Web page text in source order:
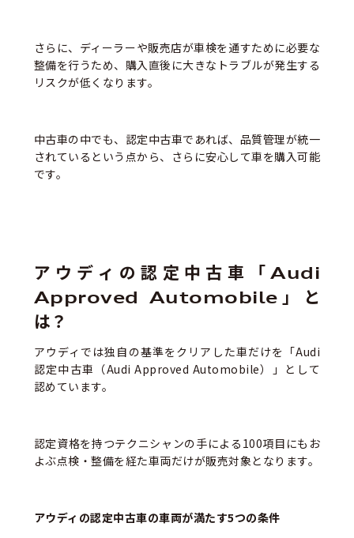
さらに、ディーラーや販売店が車検を通すために必要な
整備を行うため、購入直後に大きなトラブルが発生する
リスクが低くなります。
中古車の中でも、認定中古車であれば、品質管理が統一
されているという点から、さらに安心して車を購入可能
です。
アウディの認定中古車「Audi
Approved Automobile」と
は？
アウディでは独自の基準をクリアした車だけを「Audi
認定中古車（Audi Approved Automobile）」として
認めています。
認定資格を持つテクニシャンの手による100項目にもお
よぶ点検・整備を経た車両だけが販売対象となります。
アウディの認定中古車の車両が満たす5つの条件